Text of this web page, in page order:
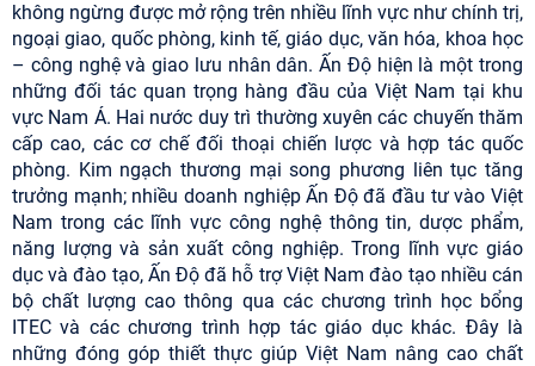
không ngừng được mở rộng trên nhiều lĩnh vực như chính trị,
ngoại giao, quốc phòng, kinh tế, giáo dục, văn hóa, khoa học
– công nghệ và giao lưu nhân dân. Ấn Độ hiện là một trong
những đối tác quan trọng hàng đầu của Việt Nam tại khu
vực Nam Á. Hai nước duy trì thường xuyên các chuyến thăm
cấp cao, các cơ chế đối thoại chiến lược và hợp tác quốc
phòng. Kim ngạch thương mại song phương liên tục tăng
trưởng mạnh; nhiều doanh nghiệp Ấn Độ đã đầu tư vào Việt
Nam trong các lĩnh vực công nghệ thông tin, dược phẩm,
năng lượng và sản xuất công nghiệp. Trong lĩnh vực giáo
dục và đào tạo, Ấn Độ đã hỗ trợ Việt Nam đào tạo nhiều cán
bộ chất lượng cao thông qua các chương trình học bổng
ITEC và các chương trình hợp tác giáo dục khác. Đây là
những đóng góp thiết thực giúp Việt Nam nâng cao chất